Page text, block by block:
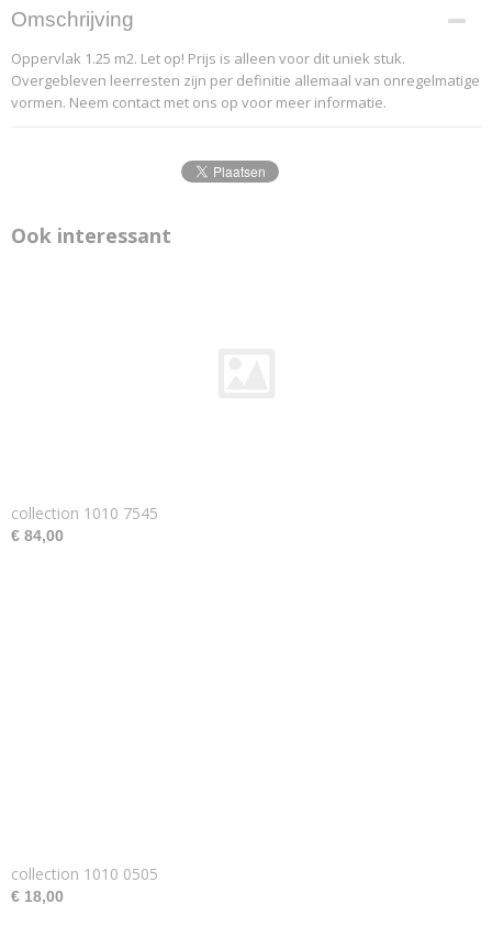
Productcode leverancier
2-6
Omschrijving
Oppervlak 1.25 m2. Let op! Prijs is alleen voor dit uniek stuk.
Overgebleven leerresten zijn per definitie allemaal van onregelmatige
vormen. Neem contact met ons op voor meer informatie.
Ook interessant
collection 1010 7545
€ 84,00
collection 1010 0505
€ 18,00